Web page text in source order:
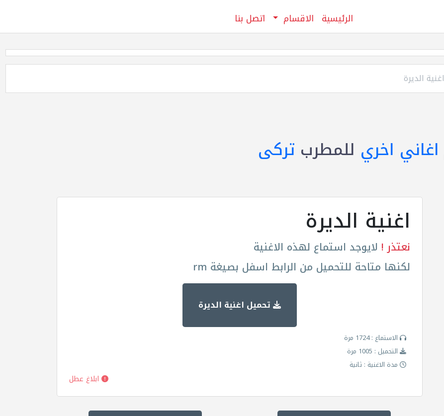
الرئيسية الاقسام اتصل بنا
اغنية الديرة
اغاني اخري للمطرب تركى
اغنية الديرة
نعتذر ! لايوجد استماع لهذه الاغنية
لكنها متاحة للتحميل من الرابط اسفل بصيغة rm
تحميل اغنية الديرة
الاستماع : 1724 مرة
التحميل : 1005 مرة
مدة الاغنية : ثانية
ابلاغ عطل